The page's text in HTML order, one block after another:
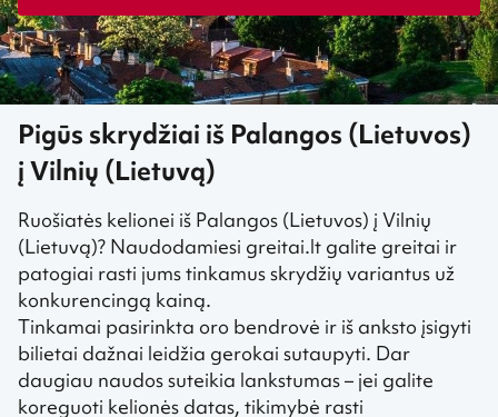
Pigūs skrydžiai iš Palangos (Lietuvos)
į Vilnių (Lietuvą)
Ruošiatės kelionei iš Palangos (Lietuvos) į Vilnių
(Lietuvą)? Naudodamiesi greitai.lt galite greitai ir
patogiai rasti jums tinkamus skrydžių variantus už
konkurencingą kainą.
Tinkamai pasirinkta oro bendrovė ir iš anksto įsigyti
bilietai dažnai leidžia gerokai sutaupyti. Dar
daugiau naudos suteikia lankstumas – jei galite
koreguoti kelionės datas, tikimybė rasti